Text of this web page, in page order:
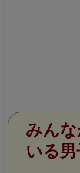
みん
いる男